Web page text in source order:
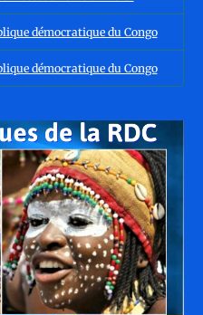
démocratique du Congo
démocratique du Congo